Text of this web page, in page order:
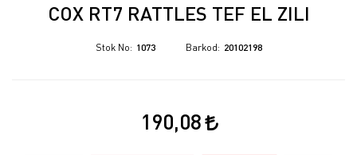
COX RT7 RATTLES TEF EL ZILI
Stok No 1073 Barkod 20102198
190,08